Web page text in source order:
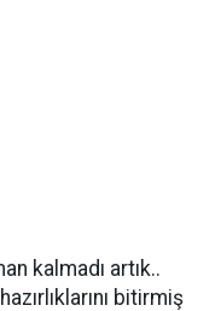
kalmadı artık..
bitirmiş